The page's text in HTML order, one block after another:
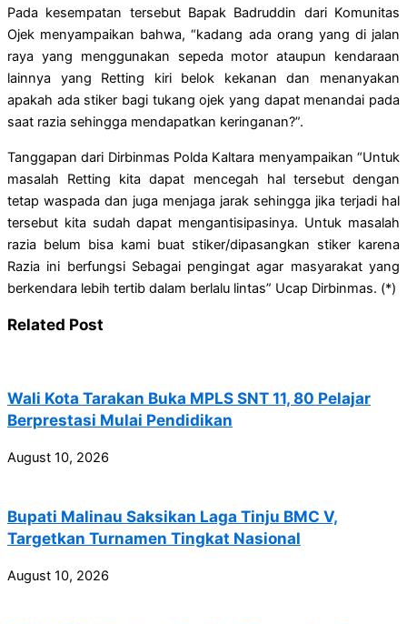
Pada kesempatan tersebut Bapak Badruddin dari Komunitas
Ojek menyampaikan bahwa, “kadang ada orang yang di jalan
raya yang menggunakan sepeda motor ataupun kendaraan
lainnya yang Retting kiri belok kekanan dan menanyakan
apakah ada stiker bagi tukang ojek yang dapat menandai pada
saat razia sehingga mendapatkan keringanan?”.
Tanggapan dari Dirbinmas Polda Kaltara menyampaikan “Untuk
masalah Retting kita dapat mencegah hal tersebut dengan
tetap waspada dan juga menjaga jarak sehingga jika terjadi hal
tersebut kita sudah dapat mengantisipasinya. Untuk masalah
razia belum bisa kami buat stiker/dipasangkan stiker karena
Razia ini berfungsi Sebagai pengingat agar masyarakat yang
berkendara lebih tertib dalam berlalu lintas” Ucap Dirbinmas. (*)
Related Post
Wali Kota Tarakan Buka MPLS SNT 11, 80 Pelajar
Berprestasi Mulai Pendidikan
August 10, 2026
Bupati Malinau Saksikan Laga Tinju BMC V,
Targetkan Turnamen Tingkat Nasional
August 10, 2026